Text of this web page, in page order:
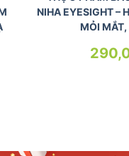
THỰC PHẨM
NIHA EYESIGHT –